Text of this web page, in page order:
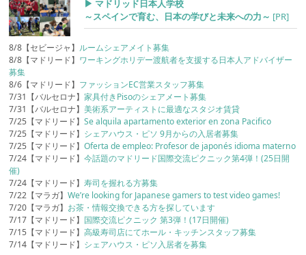
▶︎ マドリッド日本人学校
～スペインで育む、日本の学びと未来への力～ [PR]
8/8【セビージャ】 ルームシェアメイト募集
8/8【マドリード】 ワーキングホリデー渡航者を支援する日本人アドバイザー
募集
8/6【マドリード】 ファッションEC営業スタッフ募集
7/31【バルセロナ】家具付きPisoのシェアメート募集
7/31【バルセロナ】美術系アーティストに最適なスタジオ賃貸
7/25【マドリード】Se alquila apartamento exterior en zona Pacifico
7/25【マドリード】 シェアハウス・ピソ 9月からの入居者募集
7/25【マドリード】Oferta de empleo: Profesor de japonés idioma materno
7/24【マドリード】今話題のマドリード国際交流ピクニック第4弾！(25日開
催)
7/24【マドリード】寿司を握れる方募集
7/22【マラガ】We’re looking for Japanese gamers to test video games!
7/20【マラガ】 お茶・情報交換できる方を探しています
7/17【マドリード】 国際交流ピクニック 第3弾！(17日開催)
7/15【マドリード】高級寿司店にてホール・キッチンスタッフ募集
7/14【マドリード】 シェアハウス・ピソ入居者を募集